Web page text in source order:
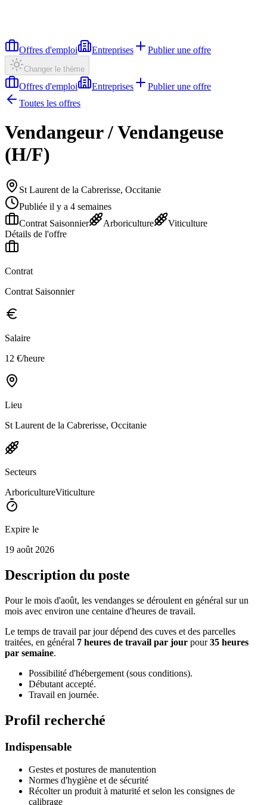
Offres d'emploi Entreprises Publier une offre
Changer le thème
Offres d'emploi Entreprises
Publier une offre
Toutes les offres
Vendangeur / Vendangeuse
(H/F)
St Laurent de la Cabrerisse, Occitanie
Publiée il y a 4 semaines
Contrat Saisonnier
Arboriculture
Viticulture
Détails de l'offre
Contrat
Contrat Saisonnier
Salaire
12 €/heure
Lieu
St Laurent de la Cabrerisse, Occitanie
Secteurs
ArboricultureViticulture
Expire le
19 août 2026
Description du poste
Pour le mois d'août, les vendanges se déroulent en général sur un
mois avec environ une centaine d'heures de travail.
Le temps de travail par jour dépend des cuves et des parcelles
traitées, en général 7 heures de travail par jour pour35 heures
par semaine.
Possibilité d'hébergement (sous conditions).
Débutant accepté.
Travail en journée.
Profil recherché
Indispensable
Gestes et postures de manutention
Normes d'hygiène et de sécurité
Récolter un produit à maturité et selon les consignes de
calibrage